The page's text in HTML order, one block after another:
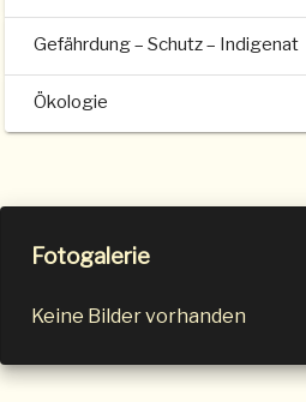
Gefährdung – Schutz – Indigenat
Ökologie
Fotogalerie
Keine Bilder vorhanden